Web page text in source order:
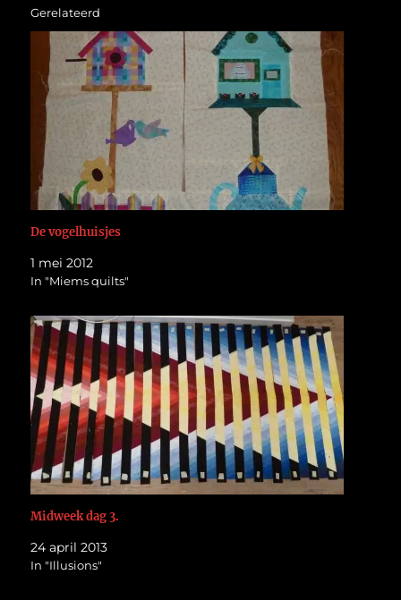
Gerelateerd
De vogelhuisjes
1 mei 2012
In "Miems quilts"
Midweek dag 3.
24 april 2013
In "Illusions"